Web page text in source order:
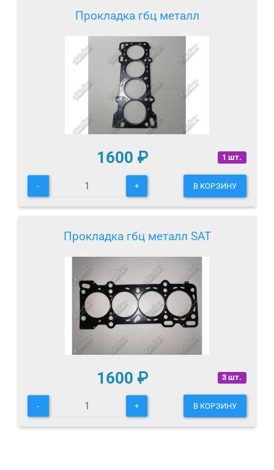
Прокладка гбц металл
1 шт.
1600 ₽
- + В КОРЗИНУ
Прокладка гбц металл SAT
3 шт.
1600 ₽
- + В КОРЗИНУ